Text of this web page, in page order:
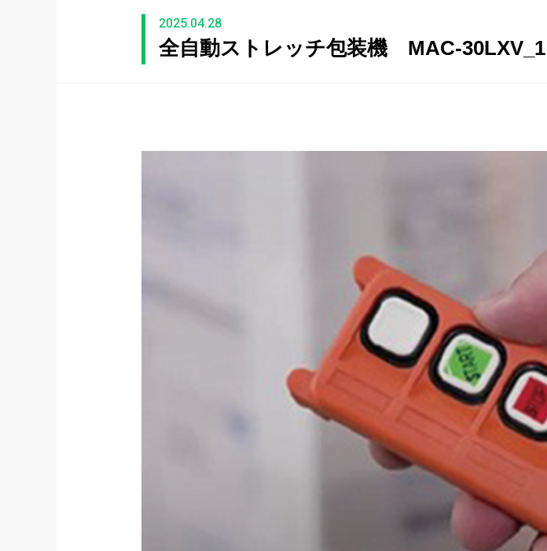
2025.04.28
全自動ストレッチ包装機 MAC-30LXV_1